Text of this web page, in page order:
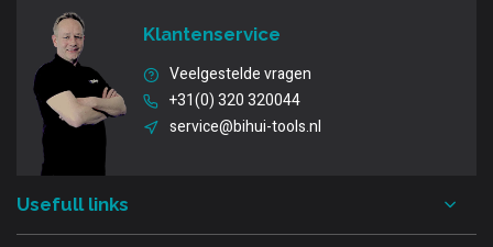
Klantenservice
Veelgestelde vragen
+31(0) 320 320044
service@bihui-tools.nl
Usefull links